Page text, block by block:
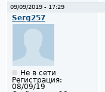
09/09/2019 - 17:29
Serg257
Не в сети
Регистрация:
08/09/19